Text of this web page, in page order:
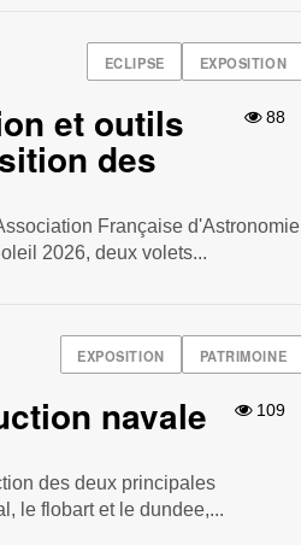
ECLIPSE EXPOSITION
88
et outils
des
Française d'Astronomie
2026, deux volets...
EXPOSITION PATRIMOINE
109
navale
des deux principales
le flobart et le dundee,...